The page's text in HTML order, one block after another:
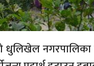
धुलिखेल